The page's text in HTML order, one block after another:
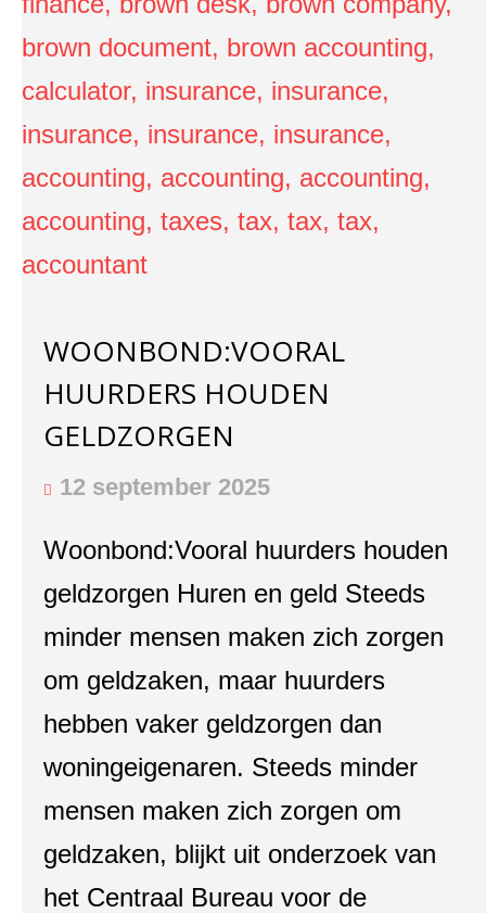
WOONBOND:VOORAL
HUURDERS HOUDEN
GELDZORGEN
12 september 2025
Woonbond:Vooral huurders houden
geldzorgen Huren en geld Steeds
minder mensen maken zich zorgen
om geldzaken, maar huurders
hebben vaker geldzorgen dan
woningeigenaren. Steeds minder
mensen maken zich zorgen om
geldzaken, blijkt uit onderzoek van
het Centraal Bureau voor de